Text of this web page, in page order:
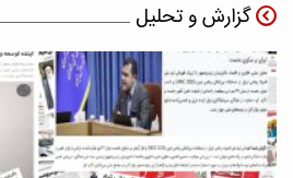
گزارش و تحلیل